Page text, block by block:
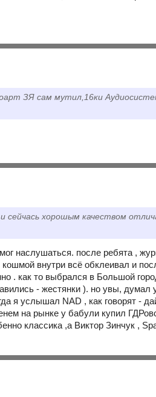
ЗЯ сам мутил,16ки
хорошым качеством
мог наслушаться. после
внутри всё обклеивал и
. как то выбрался в Большой
- жестянки ). но увы, думал
я услышал NAD , как говорят -
на рынке у бабули купил
классика ,а Виктор Зинчук ,